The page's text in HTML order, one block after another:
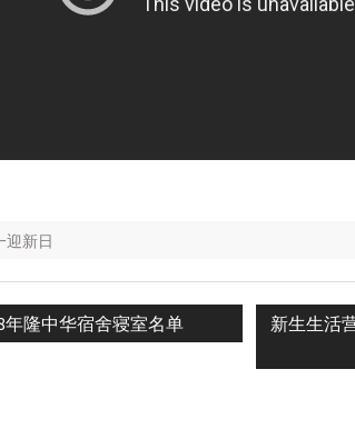
迎新日
年隆中华宿舍寝室名单
Next
新生生活